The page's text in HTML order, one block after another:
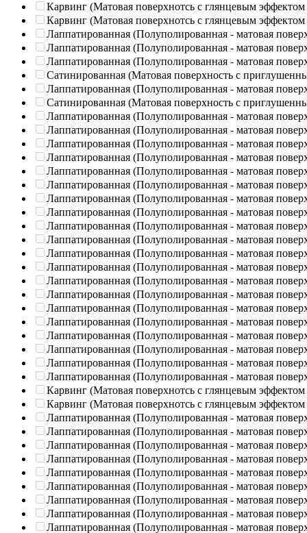
Карвинг (Матовая поверхнотсь с глянцевым эффектом
Карвинг (Матовая поверхнотсь с глянцевым эффектом
Лаппатированная (Полуполированная - матовая
Лаппатированная (Полуполированная - матовая
Лаппатированная (Полуполированная - матовая
Сатинированная (Матовая поверхность с
Лаппатированная (Полуполированная - матовая
Сатинированная (Матовая поверхность с
Лаппатированная (Полуполированная - матовая
Лаппатированная (Полуполированная - матовая
Лаппатированная (Полуполированная - матовая
Лаппатированная (Полуполированная - матовая
Лаппатированная (Полуполированная - матовая
Лаппатированная (Полуполированная - матовая
Лаппатированная (Полуполированная - матовая
Лаппатированная (Полуполированная - матовая
Лаппатированная (Полуполированная - матовая
Лаппатированная (Полуполированная - матовая
Лаппатированная (Полуполированная - матовая
Лаппатированная (Полуполированная - матовая
Лаппатированная (Полуполированная - матовая
Лаппатированная (Полуполированная - матовая
Лаппатированная (Полуполированная - матовая
Лаппатированная (Полуполированная - матовая
Лаппатированная (Полуполированная - матовая
Лаппатированная (Полуполированная - матовая
Лаппатированная (Полуполированная - матовая
Лаппатированная (Полуполированная - матовая
Карвинг (Матовая поверхнотсь с глянцевым эффектом
Карвинг (Матовая поверхнотсь с глянцевым эффектом
Лаппатированная (Полуполированная - матовая
Лаппатированная (Полуполированная - матовая
Лаппатированная (Полуполированная - матовая
Лаппатированная (Полуполированная - матовая
Лаппатированная (Полуполированная - матовая
Лаппатированная (Полуполированная - матовая
Лаппатированная (Полуполированная - матовая
Лаппатированная (Полуполированная - матовая
Лаппатированная (Полуполированная - матовая